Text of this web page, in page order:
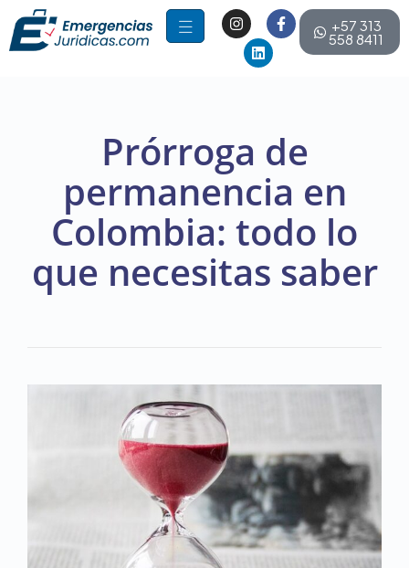
+57 313
558 8411
Prórroga de
permanencia en
Colombia: todo lo
que necesitas saber